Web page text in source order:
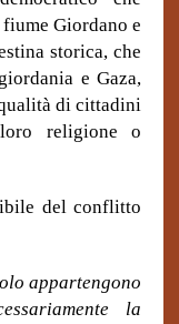
Giordano e
storica, che
e Gaza,
di cittadini
religione o
del conflitto
appartengono
la